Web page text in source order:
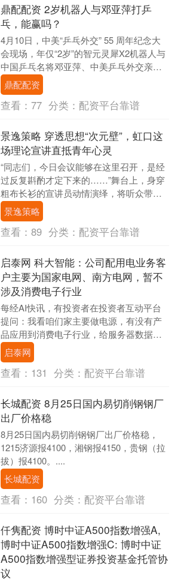
鼎配配资 2岁机器人与邓亚萍打乒
乓，能赢吗？
4月10日，中美“乒乓外交” 55 周年纪念大
会现场，年仅“2岁”的智元灵犀X2机器人与
中国乒乓名将邓亚萍、中美乒乓外交亲历
者郑敏芝和梁戈亮等现场切磋。据悉，
灵....
鼎配配资
查看： 77 分类： 配资平台靠谱
景逸策略 穿透思想“次元壁”，虹口这
场理论宣讲直抵青年心灵
“同志们，今日会议能够在这里召开，是经
过反复斟酌才定下来的……”舞台上，身穿
粗布长衫的宣讲员动情演绎，将听众带到
了百年前中共四大召开的现场。这样的情
景宣讲，让红....
景逸策略
查看： 89 分类： 配资平台靠谱
启泰网 科大智能：公司配用电业务客
户主要为国家电网、南方电网，暂不
涉及消费电子行业
每经AI快讯，有投资者在投资者互动平台
提问：我看咱们家主要做电源，有没有产
品应用到消费电子行业，给服务器数据中
心供电的产品？另外咱们家公司子公司江
苏宏达开关有没....
启泰网
查看： 131 分类： 配资平台靠谱
长城配资 8月25日国内易切削钢钢厂
出厂价格稳
8月25日国内易切削钢钢厂出厂价格稳，
1215济源报4100，湘钢报4150，贵钢（拉
拔）报4100。....
长城配资
查看： 160 分类： 配资平台靠谱
仟隽配资 博时中证A500指数增强A,
博时中证A500指数增强C: 博时中证
A500指数增强型证券投资基金托管协
议